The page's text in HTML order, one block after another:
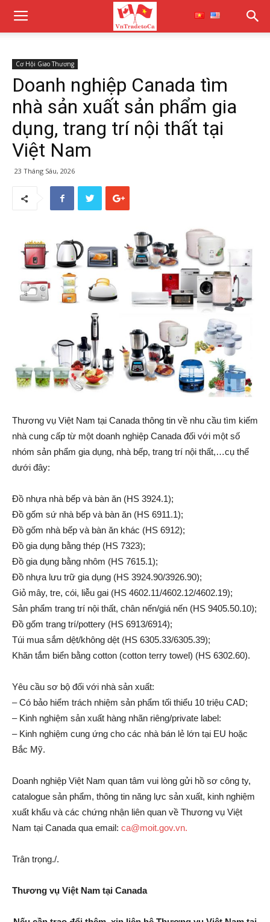
Cơ Hội Giao Thương
Doanh nghiệp Canada tìm
nhà sản xuất sản phẩm gia
dụng, trang trí nội thất tại
Việt Nam
23 Tháng Sáu, 2026
Thương vụ Việt Nam tại Canada thông tin về nhu cầu tìm kiếm
nhà cung cấp từ một doanh nghiệp Canada đối với một số
nhóm sản phẩm gia dụng, nhà bếp, trang trí nội thất,…cụ thể
dưới đây:
Đồ nhựa nhà bếp và bàn ăn (HS 3924.1);
Đồ gốm sứ nhà bếp và bàn ăn (HS 6911.1);
Đồ gốm nhà bếp và bàn ăn khác (HS 6912);
Đồ gia dụng bằng thép (HS 7323);
Đồ gia dụng bằng nhôm (HS 7615.1);
Đồ nhựa lưu trữ gia dụng (HS 3924.90/3926.90);
Giỏ mây, tre, cói, liễu gai (HS 4602.11/4602.12/4602.19);
Sản phẩm trang trí nội thất, chân nến/giá nến (HS 9405.50.10);
Đồ gốm trang trí/pottery (HS 6913/6914);
Túi mua sắm dệt/không dệt (HS 6305.33/6305.39);
Khăn tắm biển bằng cotton (cotton terry towel) (HS 6302.60).
Yêu cầu sơ bộ đối với nhà sản xuất:
– Có bảo hiểm trách nhiệm sản phẩm tối thiểu 10 triệu CAD;
– Kinh nghiệm sản xuất hàng nhãn riêng/private label:
– Kinh nghiệm cung ứng cho các nhà bán lẻ lớn tại EU hoặc
Bắc Mỹ.
Doanh nghiệp Việt Nam quan tâm vui lòng gửi hồ sơ công ty,
catalogue sản phẩm, thông tin năng lực sản xuất, kinh nghiệm
xuất khẩu và các chứng nhận liên quan về Thương vụ Việt
Nam tại Canada qua email: ca@moit.gov.vn.
Trân trọng./.
Thương vụ Việt Nam tại Canada